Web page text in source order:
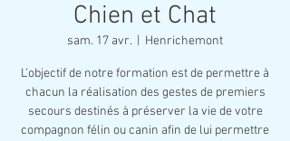
Chien et Chat
sam. 17 avr. Henrichemont
L'objectif de notre formation est de permettre à
chacun la réalisation des gestes de premiers
secours destinés à préserver la vie de votre
compagnon félin ou canin afin de lui permettre